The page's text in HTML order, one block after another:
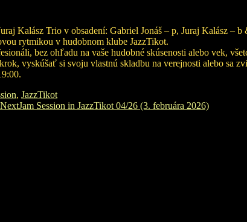
Kalász Trio v obsadení: Gabriel Jonáš – p, Juraj Kalász – b
rytmikou v hudobnom klube JazzTikot.
bez ohľadu na vaše hudobné skúsenosti alebo vek,
vyskúšať si svoju vlastnú skladbu na verejnosti alebo sa
, JazzTikot
NextJam Session in JazzTikot 04/26 (3. februára 2026)